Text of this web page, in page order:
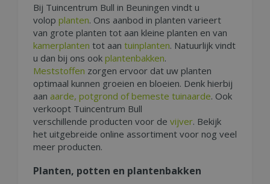
Bij Tuincentrum Bull in Beuningen vindt u
volop planten. Ons aanbod in planten varieert
van grote planten tot aan kleine planten en van
kamerplanten tot aan tuinplanten. Natuurlijk vindt
u dan bij ons ook plantenbakken.
Meststoffen zorgen ervoor dat uw planten
optimaal kunnen groeien en bloeien. Denk hierbij
aan aarde, potgrond of bemeste tuinaarde. Ook
verkoopt Tuincentrum Bull
verschillende producten voor de vijver. Bekijk
het uitgebreide online assortiment voor nog veel
meer producten.
Planten, potten en plantenbakken